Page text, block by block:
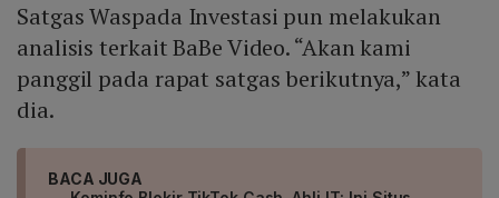
Satgas Waspada Investasi pun melakukan
analisis terkait BaBe Video. “Akan kami
panggil pada rapat satgas berikutnya,” kata
dia.
BACA JUGA